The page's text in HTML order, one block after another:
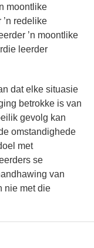
moontlike
redelike
’n moontlike
leerder
dat elke situasie
betrokke is van
gevolg kan
omstandighede
met
se
van
nie met die